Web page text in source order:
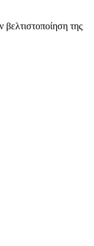
βελτιστοποίηση της